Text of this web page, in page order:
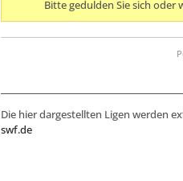
Bitte gedulden Sie sich oder
Die hier dargestellten Ligen werden
swf.de